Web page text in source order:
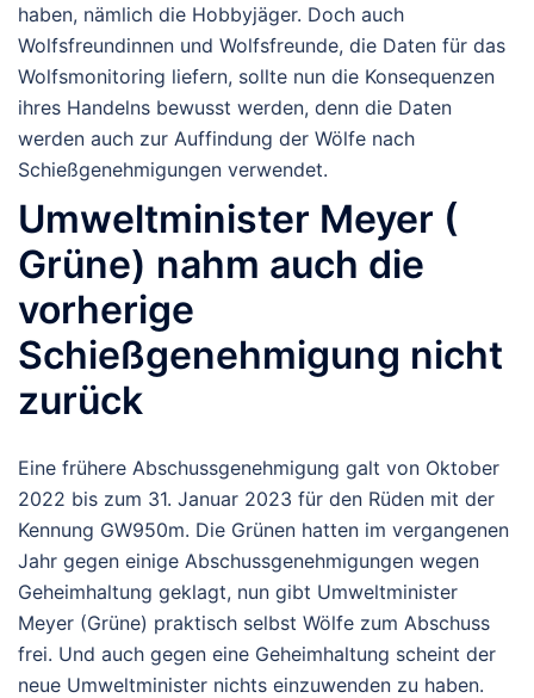
haben, nämlich die Hobbyjäger. Doch auch
Wolfsfreundinnen und Wolfsfreunde, die Daten für das
Wolfsmonitoring liefern, sollte nun die Konsequenzen
ihres Handelns bewusst werden, denn die Daten
werden auch zur Auffindung der Wölfe nach
Schießgenehmigungen verwendet.
Umweltminister Meyer (
Grüne) nahm auch die
vorherige
Schießgenehmigung nicht
zurück
Eine frühere Abschussgenehmigung galt von Oktober
2022 bis zum 31. Januar 2023 für den Rüden mit der
Kennung GW950m. Die Grünen hatten im vergangenen
Jahr gegen einige Abschussgenehmigungen wegen
Geheimhaltung geklagt, nun gibt Umweltminister
Meyer (Grüne) praktisch selbst Wölfe zum Abschuss
frei. Und auch gegen eine Geheimhaltung scheint der
neue Umweltminister nichts einzuwenden zu haben.